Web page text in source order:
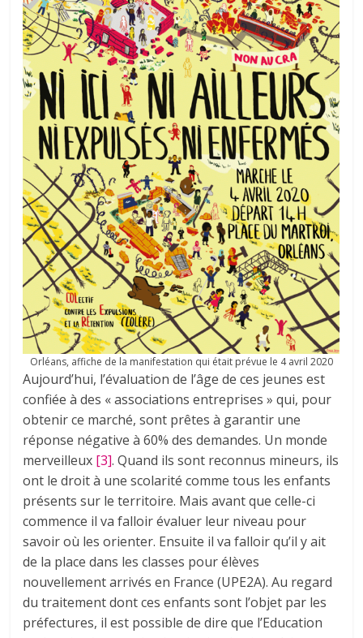
Orléans, affiche de la manifestation qui était prévue le 4 avril 2020
Aujourd’hui, l’évaluation de l’âge de ces jeunes est
confiée à des « associations entreprises » qui, pour
obtenir ce marché, sont prêtes à garantir une
réponse négative à 60% des demandes. Un monde
merveilleux [3]. Quand ils sont reconnus mineurs, ils
ont le droit à une scolarité comme tous les enfants
présents sur le territoire. Mais avant que celle-ci
commence il va falloir évaluer leur niveau pour
savoir où les orienter. Ensuite il va falloir qu’il y ait
de la place dans les classes pour élèves
nouvellement arrivés en France (UPE2A). Au regard
du traitement dont ces enfants sont l’objet par les
préfectures, il est possible de dire que l’Education